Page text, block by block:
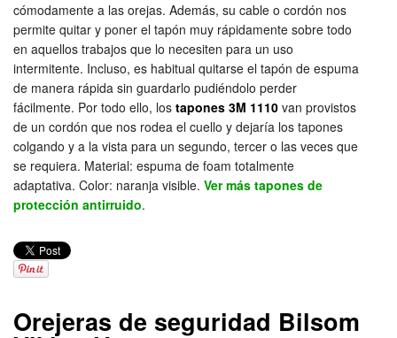
cómodamente a las orejas. Además, su cable o cordón nos
permite quitar y poner el tapón muy rápidamente sobre todo
en aquellos trabajos que lo necesiten para un uso
intermitente. Incluso, es habitual quitarse el tapón de espuma
de manera rápida sin guardarlo pudiéndolo perder
fácilmente. Por todo ello, los tapones 3M 1110 van provistos
de un cordón que nos rodea el cuello y dejaría los tapones
colgando y a la vista para un segundo, tercer o las veces que
se requiera. Material: espuma de foam totalmente
adaptativa. Color: naranja visible. Ver más tapones de
protección antirruido.
Orejeras de seguridad Bilsom